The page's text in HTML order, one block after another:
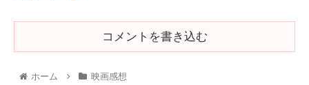
コメントを書き込む
ホーム 映画感想